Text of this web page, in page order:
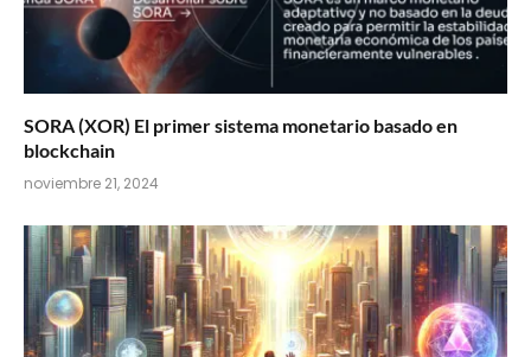
SORA (XOR) El primer sistema monetario basado en
blockchain
noviembre 21, 2024